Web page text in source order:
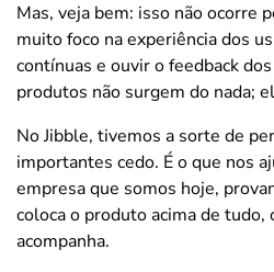
Mas, veja bem: isso não ocorre
muito foco na experiência dos
contínuas e ouvir o feedback
produtos não surgem do nada;
No Jibble, tivemos a sorte de
importantes cedo. É o que nos
empresa que somos hoje,
coloca o produto acima de tudo,
acompanha.